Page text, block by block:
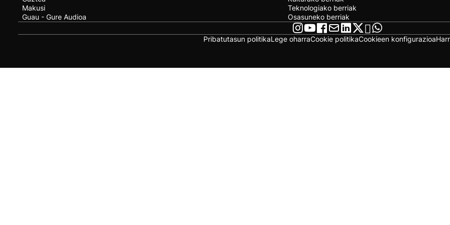
Makusi
Guau - Gure Audioa
Teknologiako berriak
Osasuneko berriak
Pribatutasun politikaLege oharraCookie politikaCookieen konfigurazioa